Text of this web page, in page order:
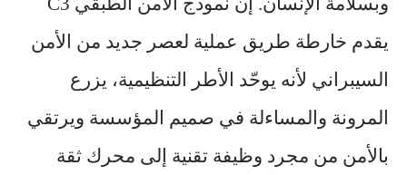
يقدم خارطة طريق عملية لعصر جديد من الأمن
السيبراني لأنه يوحّد الأطر التنظيمية، يزرع
المرونة والمساءلة في صميم المؤسسة ويرتقي
بالأمن من مجرد وظيفة تقنية إلى محرك ثقة